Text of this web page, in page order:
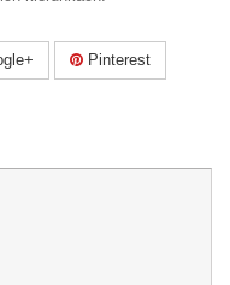
Pinterest